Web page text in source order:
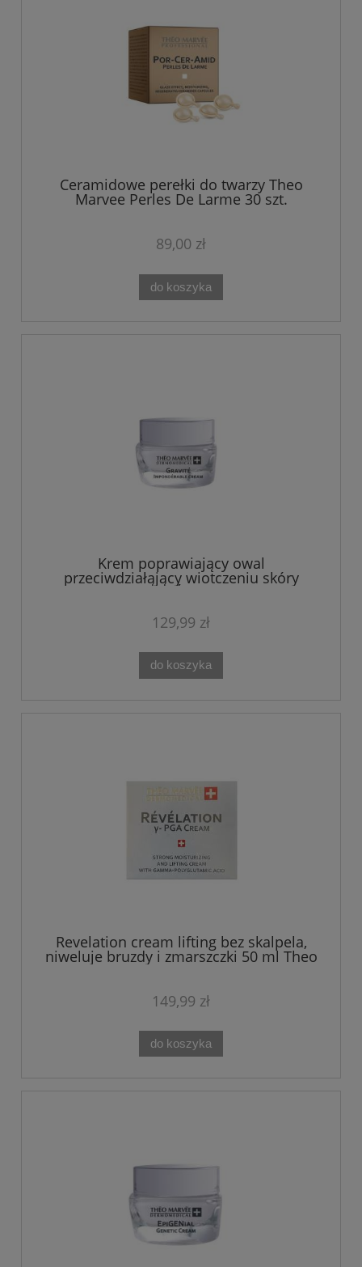
Ceramidowe perełki do twarzy Theo
Marvee Perles De Larme 30 szt.
89,00 zł
do koszyka
Krem poprawiający owal
przeciwdziałąjący wiotczeniu skóry
liftingujący GRAVITÉ 50ML Theo Marvee
129,99 zł
do koszyka
Revelation cream lifting bez skalpela,
niweluje bruzdy i zmarszczki 50 ml Theo
149,99 zł
do koszyka